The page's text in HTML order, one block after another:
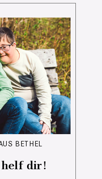
BETHEL
helf dir!